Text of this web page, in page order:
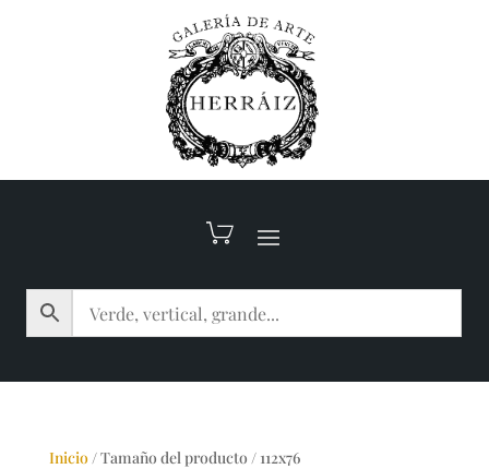
Inicio/Tamaño del producto / 112x76